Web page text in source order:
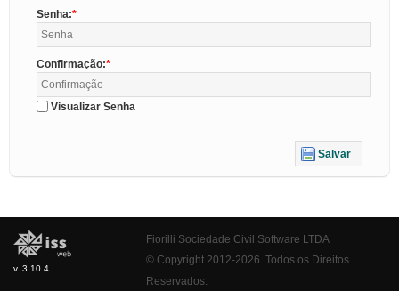
Senha:
Confirmação:
Visualizar Senha
Salvar
v. 3.10.4
Fiorilli Sociedade Civil Software LTDA
© Copyright 2012-2026. Todos os Direitos
Reservados.